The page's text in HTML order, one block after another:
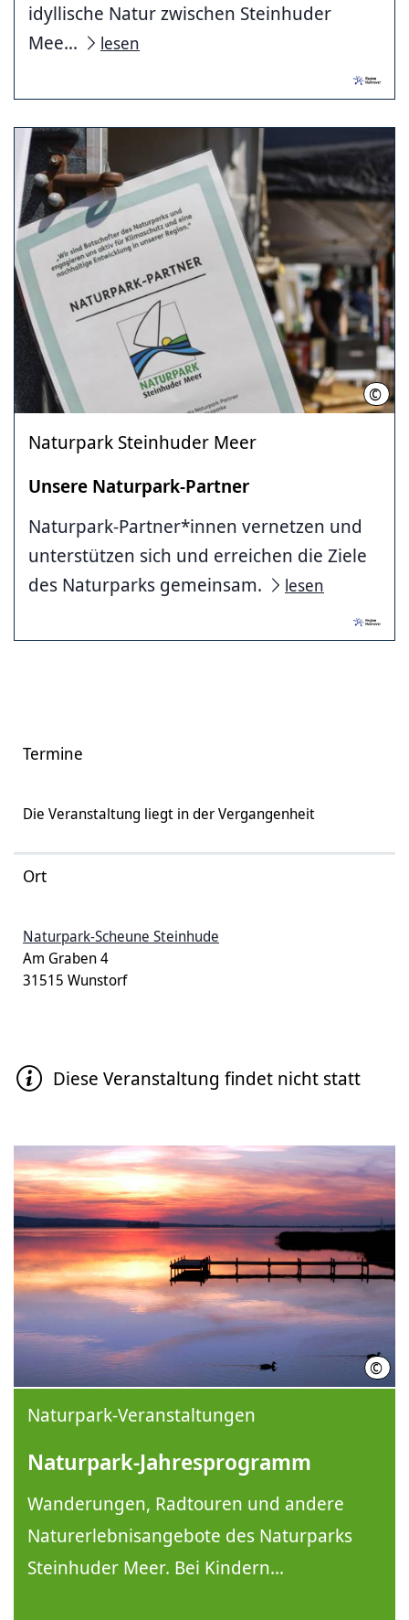
idyllische Natur zwischen Steinhuder
Mee...
lesen
©
Naturpark Steinhuder Meer
Unsere Naturpark-Partner
Naturpark-Partner*innen vernetzen und
unterstützen sich und erreichen die Ziele
des Naturparks gemeinsam.
lesen
Termine
Die Veranstaltung liegt in der Vergangenheit
Ort
Naturpark-Scheune Steinhude
Am Graben 4
31515 Wunstorf
Diese Veranstaltung findet nicht statt
©
Naturpark-Veranstaltungen
Naturpark-Jahresprogramm
Wanderungen, Radtouren und andere
Naturerlebnisangebote des Naturparks
Steinhuder Meer. Bei Kindern...